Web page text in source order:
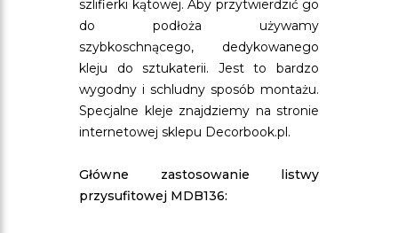
szlifierki kątowej. Aby przytwierdzić go
do podłoża używamy
szybkoschnącego, dedykowanego
kleju do sztukaterii. Jest to bardzo
wygodny i schludny sposób montażu.
Specjalne kleje znajdziemy na stronie
internetowej sklepu Decorbook.pl.
Główne zastosowanie listwy
przysufitowej MDB136: